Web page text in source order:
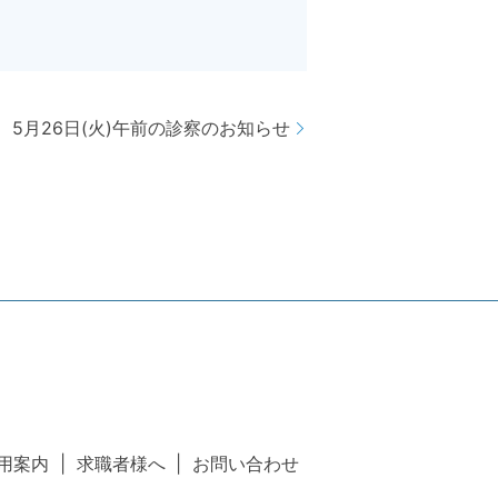
5月26日(火)午前の診察のお知らせ
案内 求職者様へ
お問い合わせ